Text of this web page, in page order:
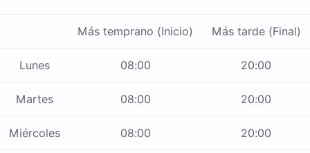
Más temprano (Inicio) Más tarde (Final)
Lunes 08:00 20:00
Martes 08:00 20:00
Miércoles 08:00 20:00